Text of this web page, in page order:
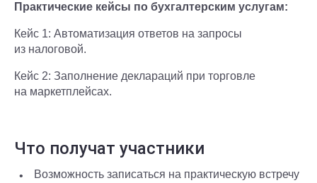
Практические кейсы по бухгалтерским услугам:
Кейс 1: Автоматизация ответов на запросы
из налоговой.
Кейс 2: Заполнение деклараций при торговле
на маркетплейсах.
Что получат участники
Возможность записаться на практическую встречу